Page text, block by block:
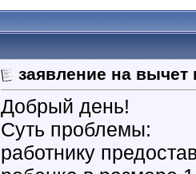
заявление на вычет
Добрый день!
Суть проблемы:
работнику